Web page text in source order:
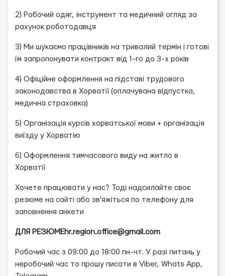
2) Робочий одяг, інструмент та медичний огляд за
рахунок роботодавця
3) Ми шукаємо працівників на тривалий термін і готові
їм запропонувати контракт від 1-го до 3-х років
4) Офіційне оформлення на підставі трудового
законодавства в Хорватії (оплачувана відпустка,
медична страховка)
5) Організація курсів хорватської мови + організація
виїзду у Хорватію
6) Оформлення тимчасового виду на житло в
Хорватії
Хочете працювати у нас? Тоді надсилайте своє
резюме на сайті або зв'яжіться по телефону для
заповнення анкети
ДЛЯ РЕЗЮМЕhr.region.office@gmail.com
Робочий час з 09:00 до 18:00 пн-чт. У разі питань у
неробочий час то прошу писати в Viber, Whats App,